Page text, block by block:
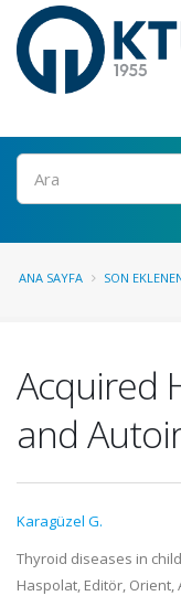
Ara
ANA SAYFA SON
Acquired
and
Karagüzel G.
Thyroid diseases in
Haspolat, Editör, Orient,